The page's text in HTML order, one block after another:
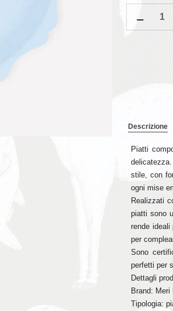
Descrizione
Piatti
stile, con
ogni mise
Realizzati
piatti sono
rende ideali
per
Sono
perfetti per
Dettagli
Brand: Meri
Tipologia: